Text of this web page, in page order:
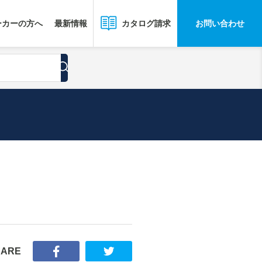
ーの方へ 最新情報 カタログ請求 お問い合わせ